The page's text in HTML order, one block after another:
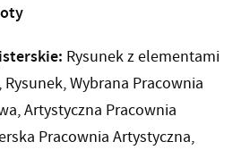
Rysunek z elementami
Wybrana Pracownia
Artystyczna Pracownia
Pracownia Artystyczna,